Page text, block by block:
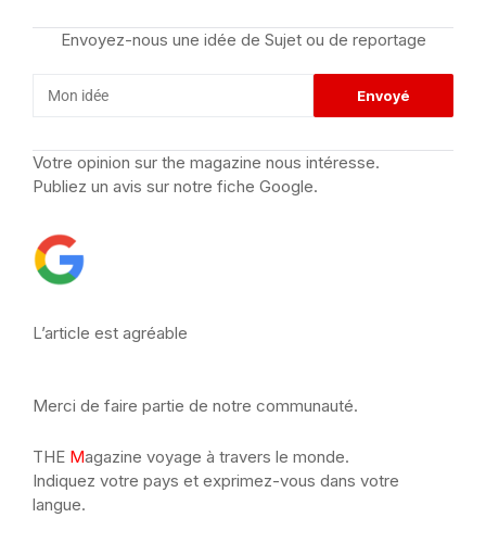
Envoyez-nous une idée de Sujet ou de reportage
Votre opinion sur the magazine nous intéresse.
Publiez un avis sur notre fiche Google.
L’article est agréable
Merci de faire partie de notre communauté.
THE Magazine voyage à travers le monde.
Indiquez votre pays et exprimez-vous dans votre
langue.